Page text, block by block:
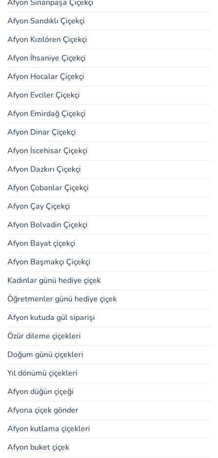
Afyon Sinanpaşa Çiçekçi
Afyon Sandıklı Çiçekçi
Afyon Kızılören Çiçekçi
Afyon İhsaniye Çiçekçi
Afyon Hocalar Çiçekçi
Afyon Evciler Çiçekçi
Afyon Emirdağ Çiçekçi
Afyon Dinar Çiçekçi
Afyon İscehisar Çiçekçi
Afyon Dazkırı Çiçekçi
Afyon Çobanlar Çiçekçi
Afyon Çay Çiçekçi
Afyon Bolvadin Çiçekçi
Afyon Bayat çiçekçi
Afyon Başmakçı Çiçekçi
Kadınlar günü hediye çiçek
Öğretmenler günü hediye çiçek
Afyon kutuda gül siparişi
Özür dileme çiçekleri
Doğum günü çiçekleri
Yıl dönümü çiçekleri
Afyon düğün çiçeği
Afyona çiçek gönder
Afyon kutlama çiçekleri
Afyon buket çiçek